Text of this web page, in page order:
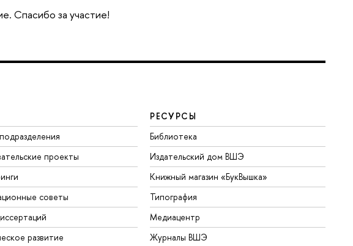
Спасибо за участие!
проекты
советы
развитие
РЕСУРСЫ
Библиотека
Издательский дом ВШЭ
Книжный магазин «БукВышка»
Типография
Медиацентр
Журналы ВШЭ